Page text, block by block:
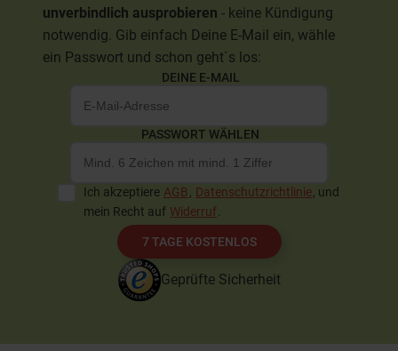
unverbindlich ausprobieren - keine Kündigung
notwendig. Gib einfach Deine E-Mail ein, wähle
ein Passwort und schon geht`s los:
DEINE E-MAIL
PASSWORT WÄHLEN
Ich akzeptiere AGB Datenschutzrichtlinie , und
mein Recht auf Widerruf
7 TAGE KOSTENLOS
Geprüfte Sicherheit